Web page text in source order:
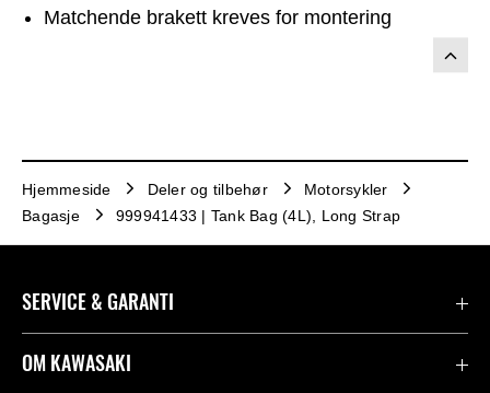
Matchende brakett kreves for montering
Hjemmeside Deler og tilbehør
Motorsykler
Bagasje
999941433 | Tank Bag (4L), Long Strap
SERVICE & GARANTI
Garanti
OM KAWASAKI